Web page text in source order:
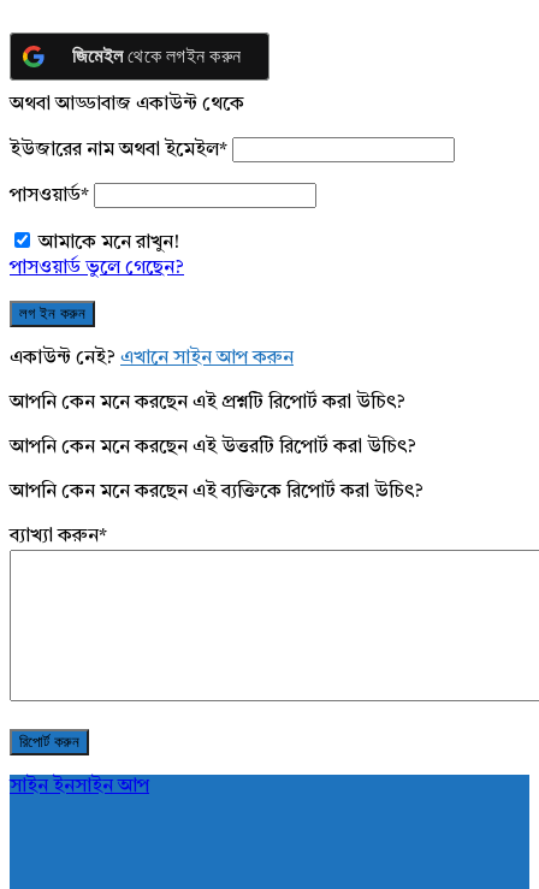
জিমেইলথেকে লগইন করুন
অথবা আড্ডাবাজ একাউন্ট থেকে
ইউজারের নাম অথবা ইমেইল*
পাসওয়ার্ড*
আমাকে মনে রাখুন!
পাসওয়ার্ড ভুলে গেছেন?
একাউন্ট নেই? এখানে সাইন আপ করুন
আপনি কেন মনে করছেন এই প্রশ্নটি রিপোর্ট করা উচিৎ?
আপনি কেন মনে করছেন এই উত্তরটি রিপোর্ট করা উচিৎ?
আপনি কেন মনে করছেন এই ব্যক্তিকে রিপোর্ট করা উচিৎ?
ব্যাখ্যা করুন*
সাইন ইনসাইন আপ